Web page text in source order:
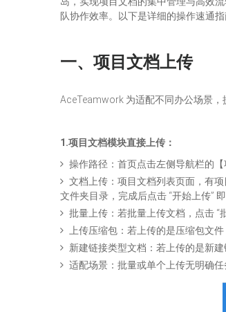
队协作效率。以下是详细的操作速通指
一、项目 文档上传
AceTeamwork 为适配不同办公场景，
1.项目文档模块直接上传：
操作路径：首页点击左侧导航栏的
文档上传：项目文档列表页面，有
文件夹目录，完成后点击 “开始上传” 即
批量上传：若批量上传文档，点击 “
上传压缩包：若上传的是压缩包文
新建链接类型文档：若上传的是新建
适配场景：批量或单个上传无明确